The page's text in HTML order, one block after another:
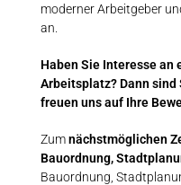
moderner Arbeitgeber
an.
Haben Sie Interesse an
Arbeitsplatz? Dann
freuen uns auf Ihre
Zumnächstmöglichen
Bauordnung,
Bauordnung,